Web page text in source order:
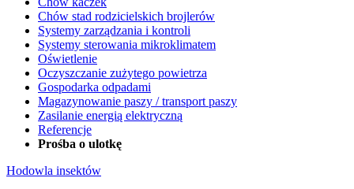
Chów stad rodzicielskich brojlerów
Systemy zarządzania i kontroli
Systemy sterowania mikroklimatem
Oświetlenie
Oczyszczanie zużytego powietrza
Gospodarka odpadami
Magazynowanie paszy / transport paszy
Zasilanie energią elektryczną
Referencje
Prośba o ulotkę
Hodowla insektów